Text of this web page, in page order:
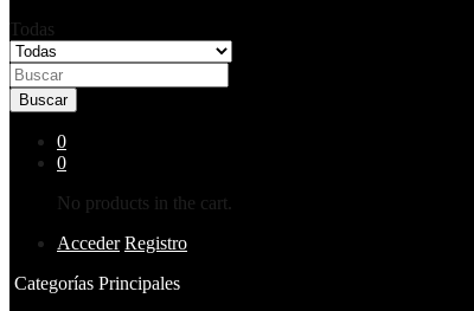
Todas
Buscar
0
0
No products in the cart.
Acceder Registro
Categorías Principales